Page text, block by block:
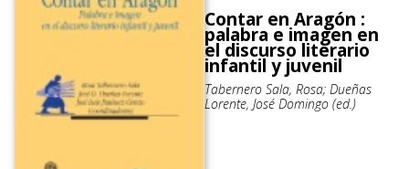
Contar en Aragón :
palabra e imagen en
el discurso literario
infantil y juvenil
Tabernero Sala, Rosa; Dueñas
Lorente, José Domingo (ed.)